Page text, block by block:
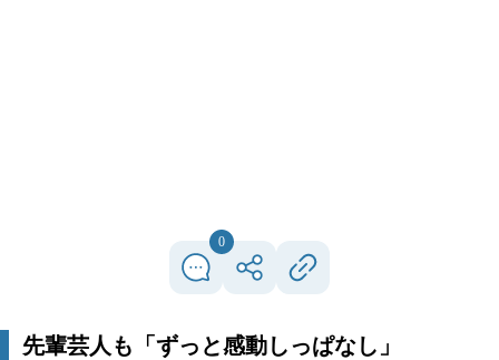
0
先輩芸人も「ずっと感動しっぱなし」